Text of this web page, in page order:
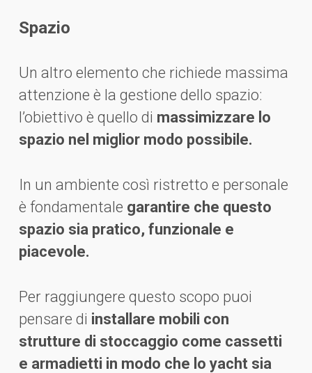
Spazio
Un altro elemento che richiede massima
attenzione è la gestione dello spazio:
l’obiettivo è quello di massimizzare lo
spazio nel miglior modo possibile.
In un ambiente così ristretto e personale
è fondamentale garantire che questo
spazio sia pratico, funzionale e
piacevole.
Per raggiungere questo scopo puoi
pensare di installare mobili con
strutture di stoccaggio come cassetti
e armadietti in modo che lo yacht sia